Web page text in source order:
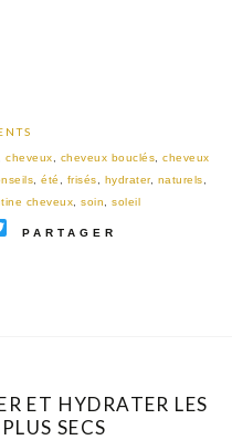
cheveux cheveux bouclés
cheveux
été frisés hydrater, naturels
cheveux ,soin ,soleil
TWITTER
PARTAGER
ET HYDRATER LES
SECS